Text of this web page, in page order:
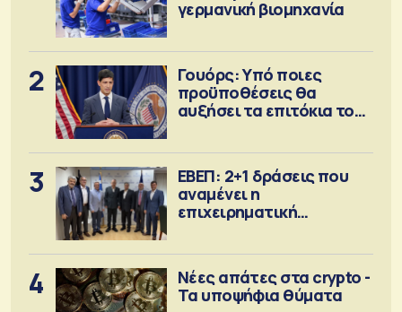
γερμανική βιομηχανία
2
Γουόρς: Υπό ποιες
προϋποθέσεις θα
αυξήσει τα επιτόκια τον
3
ΕΒΕΠ: 2+1 δράσεις που
αναμένει η
επιχειρηματική
4
Νέες απάτες στα crypto -
Τα υποψήφια θύματα